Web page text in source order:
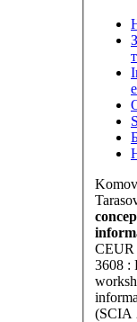
CEUR
3608 :
(SCIA